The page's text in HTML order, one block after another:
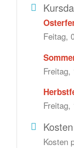
Feitag,
Freitag,
Freitag,
Kosten
Kosten